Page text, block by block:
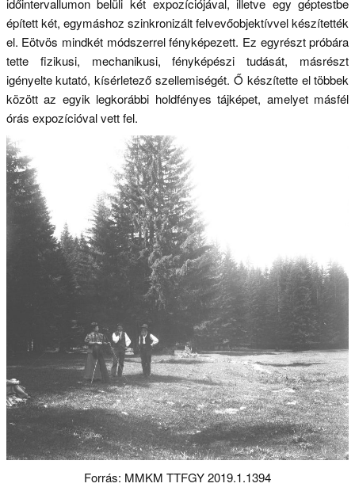
időintervallumon belüli két expozíciójával, illetve egy géptestbe
épített két, egymáshoz szinkronizált felvevőobjektívvel készítették
el. Eötvös mindkét módszerrel fényképezett. Ez egyrészt próbára
tette fizikusi, mechanikusi, fényképészi tudását, másrészt
igényelte kutató, kísérletező szellemiségét. Ő készítette el többek
között az egyik legkorábbi holdfényes tájképet, amelyet másfél
órás expozícióval vett fel.
Forrás: MMKM TTFGY 2019.1.1394